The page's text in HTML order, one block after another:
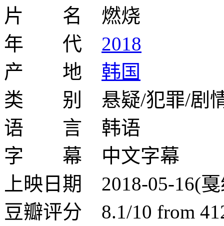
片 名 燃烧
年 代 2018
产 地 韩国
类 别 悬疑/犯罪/剧
语 言 韩语
字 幕 中文字幕
上映日期 2018-05-16(
豆瓣评分 8.1/10 from